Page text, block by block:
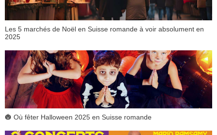
Les 5 marchés de Noël en Suisse romande à voir absolument en
2025
🎃 Où fêter Halloween 2025 en Suisse romande